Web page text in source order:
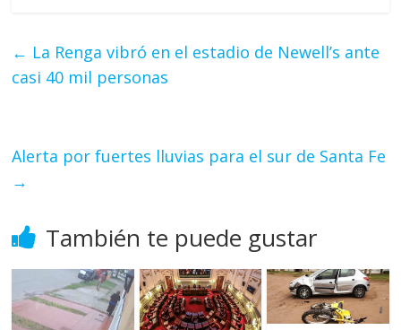
← La Renga vibró en el estadio de Newell’s ante
casi 40 mil personas
Alerta por fuertes lluvias para el sur de Santa Fe
→
También te puede gustar